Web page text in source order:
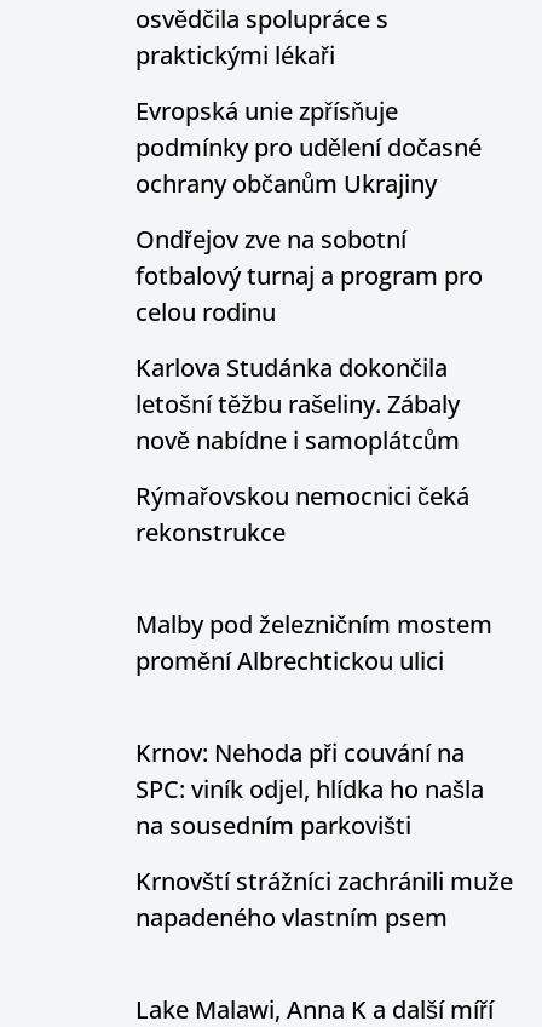
osvědčila spolupráce s
praktickými lékaři
Evropská unie zpřísňuje
podmínky pro udělení dočasné
ochrany občanům Ukrajiny
Ondřejov zve na sobotní
fotbalový turnaj a program pro
celou rodinu
Karlova Studánka dokončila
letošní těžbu rašeliny. Zábaly
nově nabídne i samoplátcům
Rýmařovskou nemocnici čeká
rekonstrukce
Malby pod železničním mostem
promění Albrechtickou ulici
Krnov: Nehoda při couvání na
SPC: viník odjel, hlídka ho našla
na sousedním parkovišti
Krnovští strážníci zachránili muže
napadeného vlastním psem
Lake Malawi, Anna K a další míří